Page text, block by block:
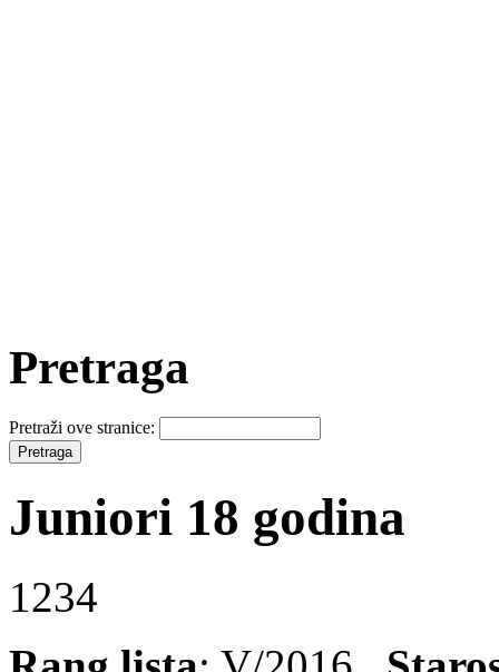
Pretraga
Pretraži ove stranice:
Juniori 18 godina
1234